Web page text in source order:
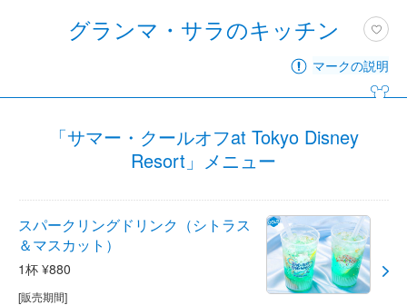
グランマ・サラのキッチン
マークの説明
「サマー・クールオフat Tokyo Disney
Resort」メニュー
スパークリングドリンク（シトラス
＆マスカット）
1杯 ¥880
[販売期間]